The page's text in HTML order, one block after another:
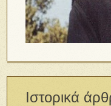
Ιστορικά